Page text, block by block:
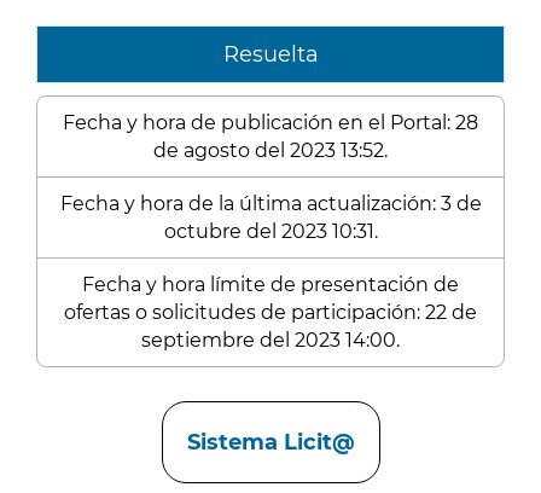
Resuelta
Fecha y hora de publicación en el Portal: 28
de agosto del 2023 13:52.
Fecha y hora de la última actualización: 3 de
octubre del 2023 10:31.
Fecha y hora límite de presentación de
ofertas o solicitudes de participación: 22 de
septiembre del 2023 14:00.
Sistema Licit@